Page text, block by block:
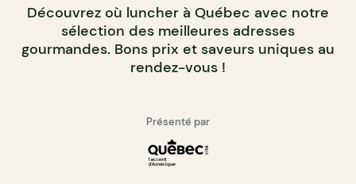
Découvrez où luncher à Québec avec notre
sélection des meilleures adresses
gourmandes. Bons prix et saveurs uniques au
rendez-vous !
Présenté par